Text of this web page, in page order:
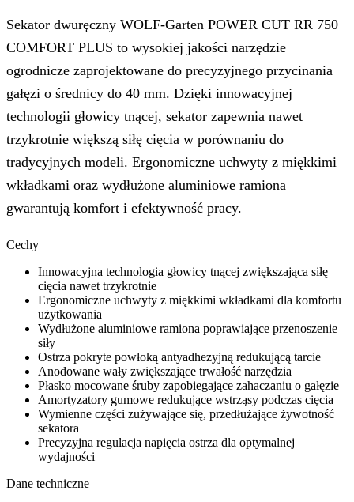
Sekator dwuręczny WOLF-Garten POWER CUT RR 750
COMFORT PLUS to wysokiej jakości narzędzie
ogrodnicze zaprojektowane do precyzyjnego przycinania
gałęzi o średnicy do 40 mm. Dzięki innowacyjnej
technologii głowicy tnącej, sekator zapewnia nawet
trzykrotnie większą siłę cięcia w porównaniu do
tradycyjnych modeli. Ergonomiczne uchwyty z miękkimi
wkładkami oraz wydłużone aluminiowe ramiona
gwarantują komfort i efektywność pracy.
Cechy
Innowacyjna technologia głowicy tnącej zwiększająca siłę
cięcia nawet trzykrotnie
Ergonomiczne uchwyty z miękkimi wkładkami dla komfortu
użytkowania
Wydłużone aluminiowe ramiona poprawiające przenoszenie
siły
Ostrza pokryte powłoką antyadhezyjną redukującą tarcie
Anodowane wały zwiększające trwałość narzędzia
Płasko mocowane śruby zapobiegające zahaczaniu o gałęzie
Amortyzatory gumowe redukujące wstrząsy podczas cięcia
Wymienne części zużywające się, przedłużające żywotność
sekatora
Precyzyjna regulacja napięcia ostrza dla optymalnej
wydajności
Dane techniczne